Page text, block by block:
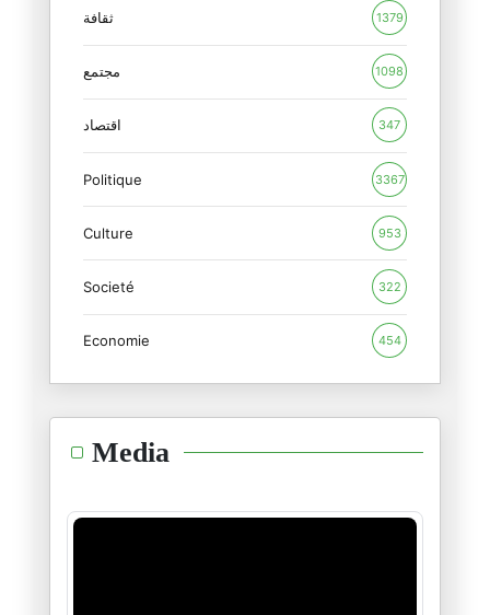
البرتقالي الأرعن…
سرق العدوّ من الأسرى حريتهم وس
02/04/2026
لا شيء يستحق الشفقة والرثاء أك
30/03/2026
سي صلاح الدين السالمي : عليه أ
ما أبشع تلك النهايات التي يغاد
15/03/2026
ثقافة 1379
مجتمع 1098
اقتصاد 347
Politique 3367
Culture 953
Societé 322
Economie 454
Media